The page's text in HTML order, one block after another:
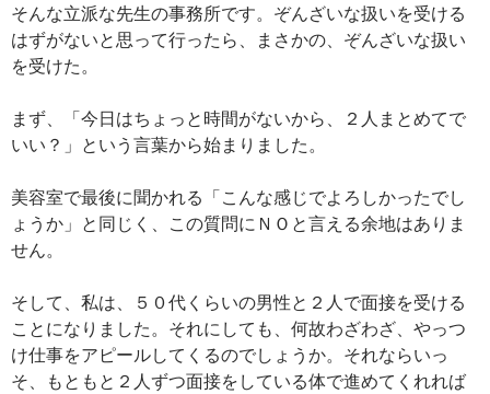
そんな立派な先生の事務所です。ぞんざいな扱いを受ける
はずがないと思って行ったら、まさかの、ぞんざいな扱い
を受けた。
まず、「今日はちょっと時間がないから、２人まとめてで
いい？」という言葉から始まりました。
美容室で最後に聞かれる「こんな感じでよろしかったでし
ょうか」と同じく、この質問にＮＯと言える余地はありま
せん。
そして、私は、５０代くらいの男性と２人で面接を受ける
ことになりました。それにしても、何故わざわざ、やっつ
け仕事をアピールしてくるのでしょうか。それならいっ
そ、もともと２人ずつ面接をしている体で進めてくれれば